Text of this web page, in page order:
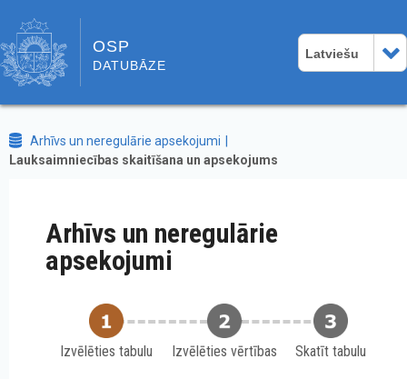
OSP
DATUBĀZE
Latviešu
Arhīvs un neregulārie apsekojumi
Lauksaimniecības skaitīšana un apsekojums
Arhīvs un neregulārie
apsekojumi
Izvēlēties tabulu Izvēlēties vērtības Skatīt tabulu